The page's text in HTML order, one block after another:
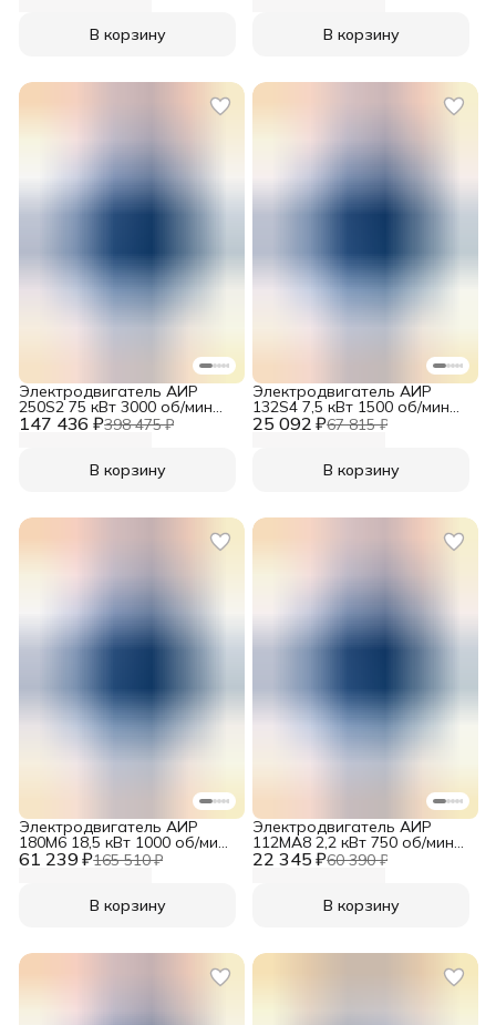
В корзину В корзину
147 436 ₽398 475 ₽
Электродвигатель АИР
250S2 75 кВт 3000 об/мин
380/660V B3
В корзину
25 092 ₽67 815 ₽
Электродвигатель АИР
132S4 7,5 кВт 1500 об/мин
380/660V B3
В корзину
61 239 ₽165 510 ₽
Электродвигатель АИР
180M6 18,5 кВт 1000 об/мин
380/660V B3
В корзину
22 345 ₽60 390 ₽
Электродвигатель АИР
112MA8 2,2 кВт 750 об/мин
220/380V B3
В корзину